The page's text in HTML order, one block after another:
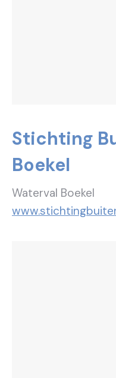
Stichting
Boekel
Waterval Boekel